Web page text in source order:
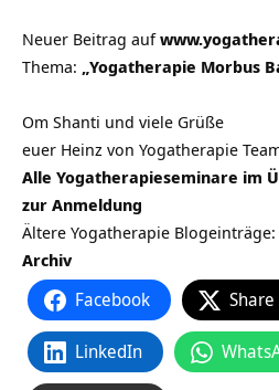
Neuer Beitrag auf
Thema: „Yogatherapie Morbus
Om Shanti und viele Grüße
euer Heinz von Yogatherapie
Alle Yogatherapieseminare im
zur Anmeldung
Ältere Yogatherapie Blogeinträge:
Archiv
Facebook Share
LinkedIn